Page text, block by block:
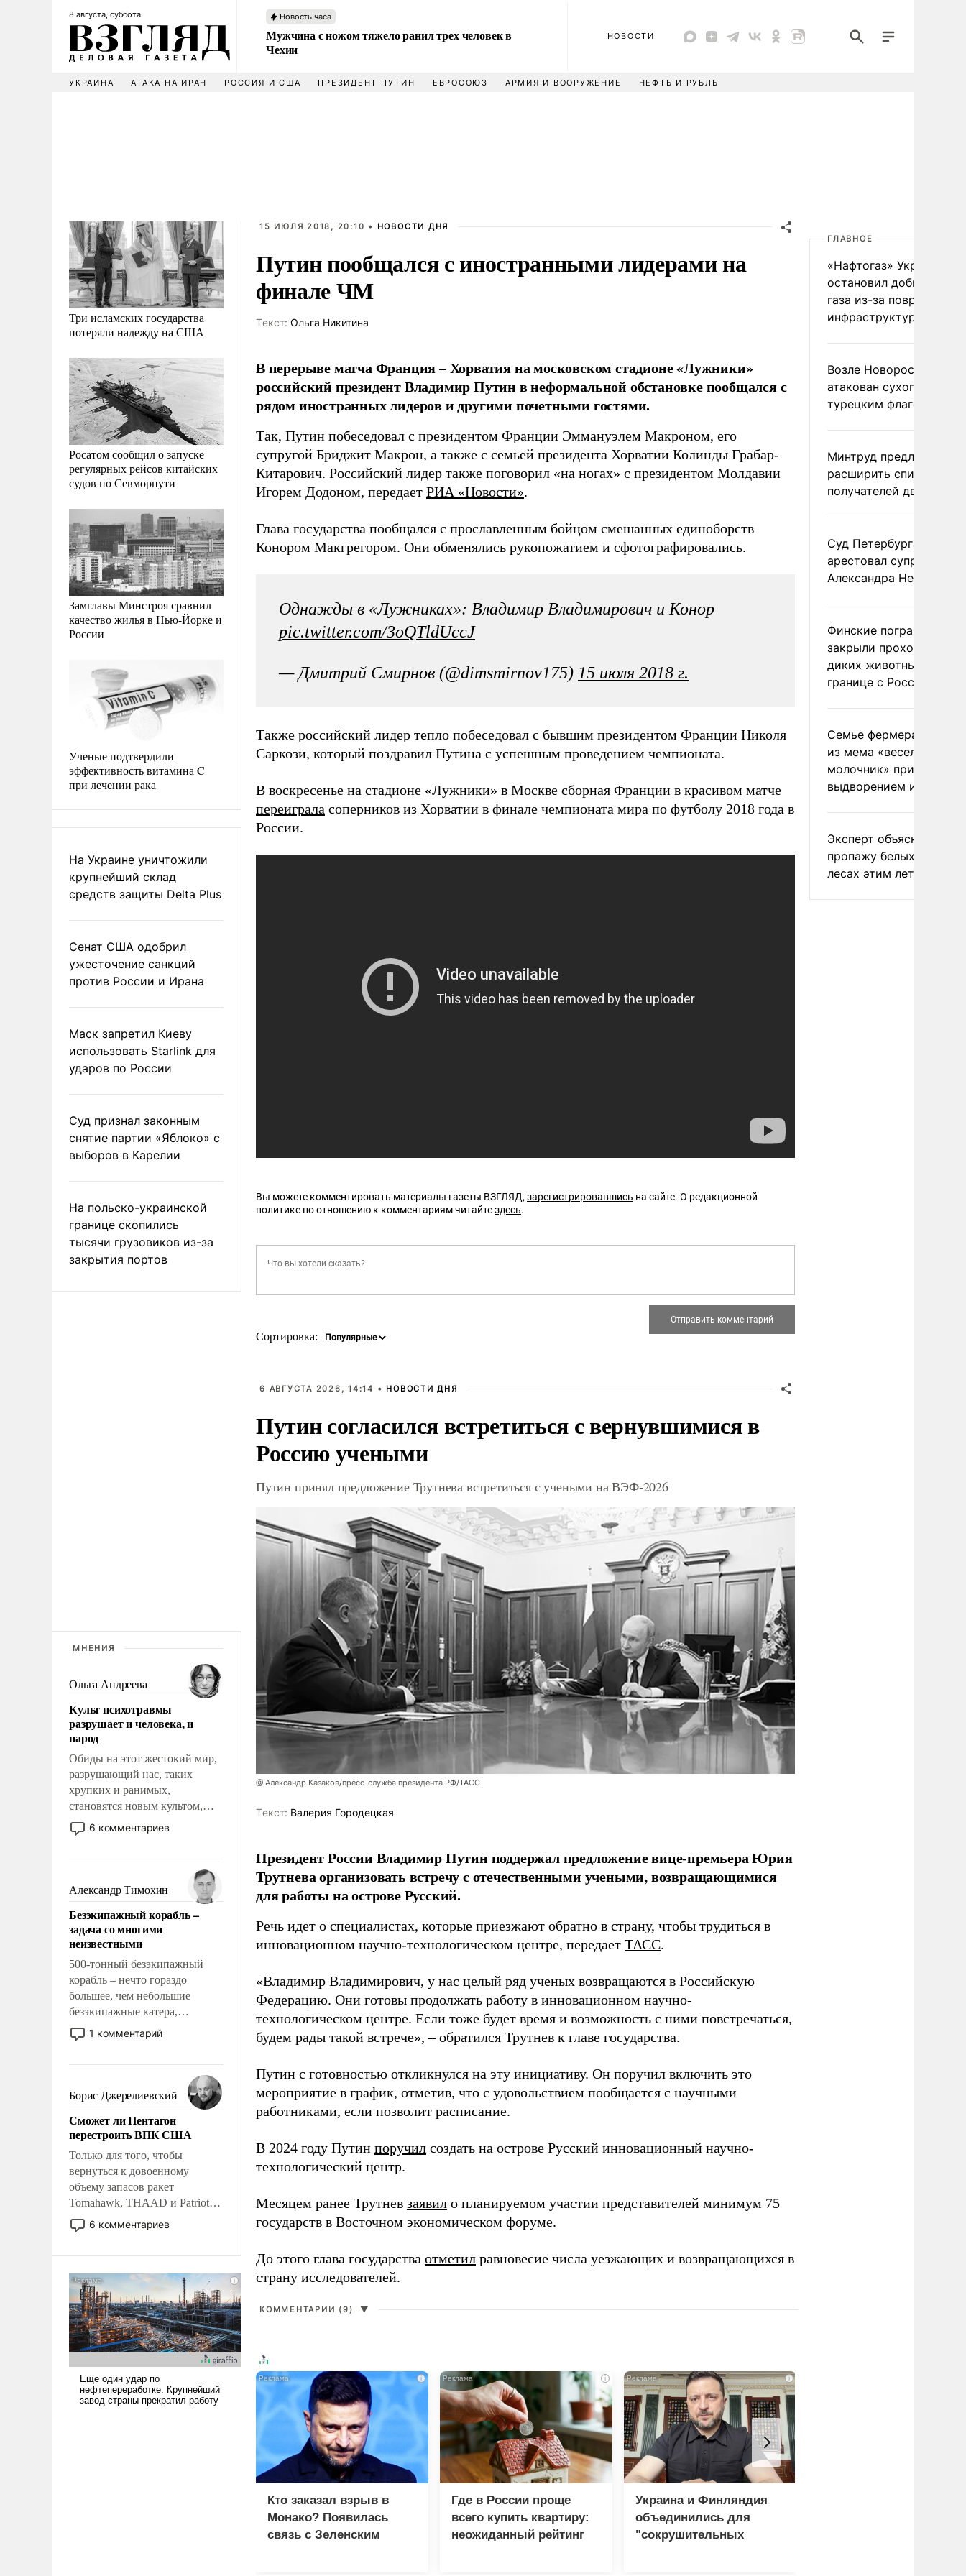
8 августа, суббота Новость часа
Мужчина с ножом тяжело ранил трех человек в
Чехии
НОВОСТИ
УКРАИНА АТАКА НА ИРАН РОССИЯ И США ПРЕЗИДЕНТ ПУТИН ЕВРОСОЮЗ АРМИЯ И ВООРУЖЕНИЕ НЕФТЬ И РУБЛЬ
Три исламских государства
потеряли надежду на США
Росатом сообщил о запуске
регулярных рейсов китайских
судов по Севморпути
Замглавы Минстроя сравнил
качество жилья в Нью-Йорке и
России
Ученые подтвердили
эффективность витамина C
при лечении рака
На Украине уничтожили
крупнейший склад
средств защиты Delta Plus
Сенат США одобрил
ужесточение санкций
против России и Ирана
Маск запретил Киеву
использовать Starlink для
ударов по России
Суд признал законным
снятие партии «Яблоко» с
выборов в Карелии
На польско-украинской
границе скопились
тысячи грузовиков из-за
закрытия портов
МНЕНИЯ
Ольга Андреева
Культ психотравмы
разрушает и человека, и
народ
Обиды на этот жестокий мир,
разрушающий нас, таких
хрупких и ранимых,
становятся новым культом,
постепенно вытесняя и
отменяя традиционное
мужественным и твердым под
ударами судьбы, брать на себя
ответственность, помогать
слабым, идти вперед и
адаптироваться.
6 комментариев
Александр Тимохин
Безэкипажный корабль –
задача со многими
неизвестными
500-тонный безэкипажный
корабль – нечто гораздо
большее, чем небольшие
безэкипажные катера,
применение которых уже
стало обыденностью. Задача по
сложна и амбициозна. Однако
и ее реализация радикально
поднимет наши боевые
возможности.
1 комментарий
Борис Джерелиевский
Сможет ли Пентагон
перестроить ВПК США
Только для того, чтобы
вернуться к довоенному
объему запасов ракет
Tomahawk, THAAD и Patriot
США потребуется более трех
лет. Даже небольшая война с
Сложившаяся ситуация
означает многолетний период
уязвимости США, например,
перед Китаем.
6 комментариев
15 ИЮЛЯ 2018, 20:10 • НОВОСТИ ДНЯ
Путин пообщался с иностранными лидерами на
финале ЧМ
Tекст: Ольга Никитина
В перерыве матча Франция – Хорватия на московском стадионе «Лужники»
российский президент Владимир Путин в неформальной обстановке пообщался с
рядом иностранных лидеров и другими почетными гостями.
Так, Путин побеседовал с президентом Франции Эммануэлем Макроном, его
супругой Бриджит Макрон, а также с семьей президента Хорватии Колинды Грабар-
Китарович. Российский лидер также поговорил «на ногах» с президентом Молдавии
Игорем Додоном, передает РИА «Новости».
Глава государства пообщался с прославленным бойцом смешанных единоборств
Конором Макгрегором. Они обменялись рукопожатием и сфотографировались.
Однажды в «Лужниках»: Владимир Владимирович и Конор
pic.twitter.com/3oQTldUccJ
— Дмитрий Смирнов (@dimsmirnov175) 15 июля 2018 г.
Также российский лидер тепло побеседовал с бывшим президентом Франции Николя
Саркози, который поздравил Путина с успешным проведением чемпионата.
В воскресенье на стадионе «Лужники» в Москве сборная Франции в красивом матче
переиграла соперников из Хорватии в финале чемпионата мира по футболу 2018 года в
России.
Вы можете комментировать материалы газеты ВЗГЛЯД, зарегистрировавшись на сайте. О редакционной
политике по отношению к комментариям читайтездесь.
Сортировка:
6 АВГУСТА 2026, 14:14 • НОВОСТИ ДНЯ
Путин согласился встретиться с вернувшимися в
Россию учеными
Путин принял предложение Трутнева встретиться с учеными на ВЭФ-2026
@ Александр Казаков/пресс-служба президента РФ/ТАСС
Tекст: Валерия Городецкая
Президент России Владимир Путин поддержал предложение вице-премьера Юрия
Трутнева организовать встречу с отечественными учеными, возвращающимися
для работы на острове Русский.
Речь идет о специалистах, которые приезжают обратно в страну, чтобы трудиться в
инновационном научно-технологическом центре, передает ТАСС.
«Владимир Владимирович, у нас целый ряд ученых возвращаются в Российскую
Федерацию. Они готовы продолжать работу в инновационном научно-
технологическом центре. Если тоже будет время и возможность с ними повстречаться,
будем рады такой встрече», – обратился Трутнев к главе государства.
Путин с готовностью откликнулся на эту инициативу. Он поручил включить это
мероприятие в график, отметив, что с удовольствием пообщается с научными
работниками, если позволит расписание.
В 2024 году Путин поручил создать на острове Русский инновационный научно-
технологический центр.
Месяцем ранее Трутнев заявил о планируемом участии представителей минимум 75
государств в Восточном экономическом форуме.
До этого глава государства отметил равновесие числа уезжающих и возвращающихся в
страну исследователей.
КОММЕНТАРИИ (9) ▼
i
Кто заказал взрыв в
Монако? Появилась
связь с Зеленским
i
Где в России проще
всего купить квартиру:
неожиданный рейтинг
i
Украина и Финляндия
объединились для
"сокрушительных
ГЛАВНОЕ
«Нафтогаз» Украины
остановил добычу
газа из-за повреждения
инфраструктуры
Возле Новороссийска
атакован сухогруз под
турецким флагом
Минтруд предложил
расширить список
получателей двух
Суд Петербурга заочно
арестовал супругу
Александра Невзорова
Финские пограничники
закрыли проходы для
диких животных на
границе с Россией
Семье фермера
из мема «веселый
молочник» пригрозили
выдворением из
Эксперт объяснил
пропажу белых грибов
лесах этим летом